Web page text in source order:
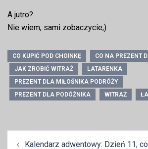
A jutro?
Nie wiem, sami zobaczycie;)
CO KUPIĆ POD CHOINKĘ
CO NA PREZENT
JAK ZROBIĆ WITRAŻ
LATARENKA
PREZENT DLA MIŁOŚNIKA PODRÓŻY
PREZENT DLA PODÓŻNIKA
WITRAŻ
Kalendarz adwentowy: Dzień 11;